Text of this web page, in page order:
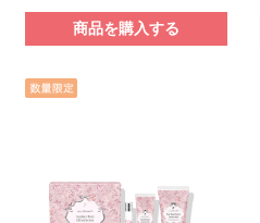
商品を購入する